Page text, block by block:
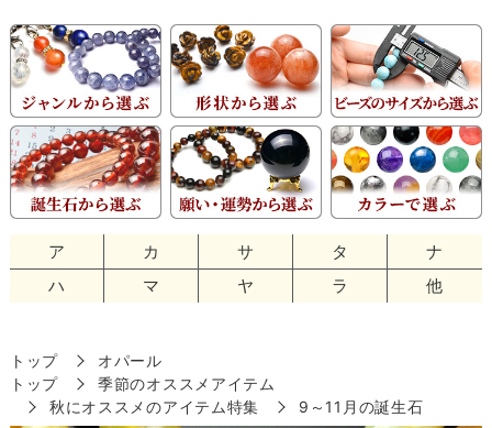
ア カ サ タ
ナ
ハ
マ ヤ ラ 他
トップ
オパール
トップ
季節のオススメアイテム
秋にオススメのアイテム特集
9～11月の誕生石